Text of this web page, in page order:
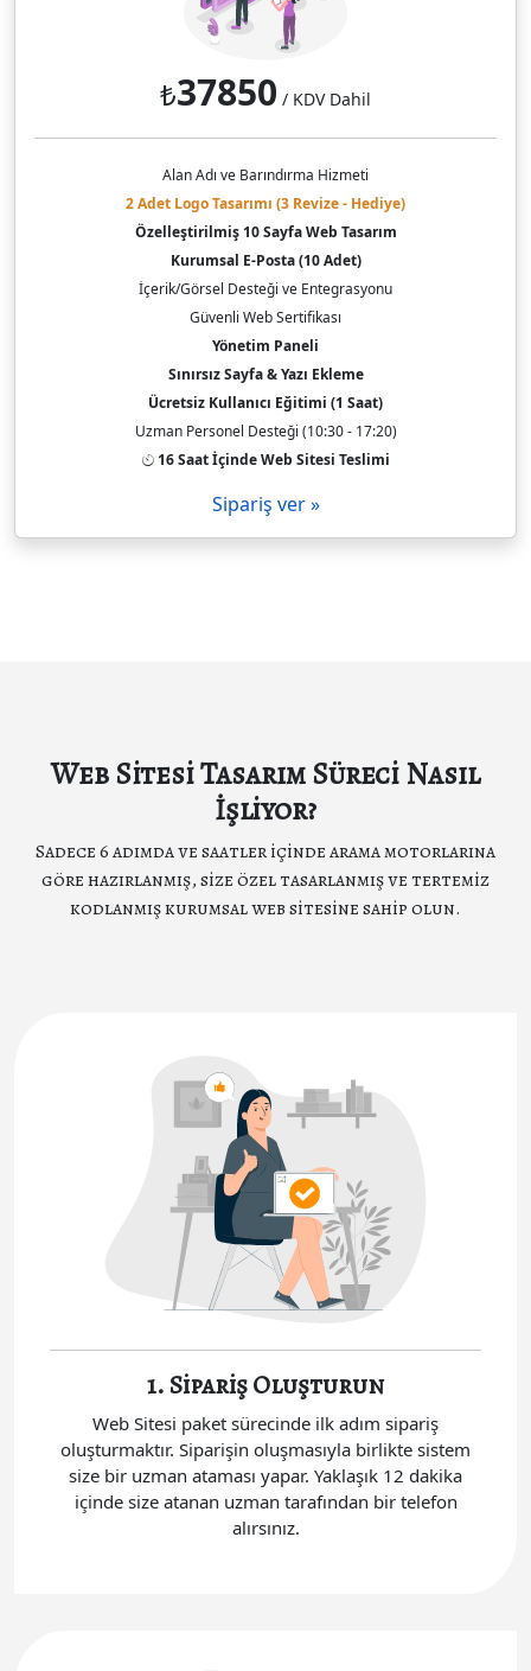
₺37850 / KDV Dahil
Alan Adı ve Barındırma Hizmeti
2 Adet Logo Tasarımı (3 Revize - Hediye)
Özelleştirilmiş 10 Sayfa Web Tasarım
Kurumsal E-Posta (10 Adet)
İçerik/Görsel Desteği ve Entegrasyonu
Güvenli Web Sertifikası
Yönetim Paneli
Sınırsız Sayfa & Yazı Ekleme
Ücretsiz Kullanıcı Eğitimi (1 Saat)
Uzman Personel Desteği (10:30 - 17:20)
16 Saat İçinde Web Sitesi Teslimi
Sipariş ver »
Web Sitesi Tasarım Süreci Nasıl
İşliyor?
Sadece 6 adımda ve saatler içinde arama motorlarına
göre hazırlanmış, size özel tasarlanmış ve tertemiz
kodlanmış kurumsal web sitesine sahip olun.
1. Sipariş Oluşturun
Web Sitesi paket sürecinde ilk adım sipariş
oluşturmaktır. Siparişin oluşmasıyla birlikte sistem
size bir uzman ataması yapar. Yaklaşık 12 dakika
içinde size atanan uzman tarafından bir telefon
alırsınız.